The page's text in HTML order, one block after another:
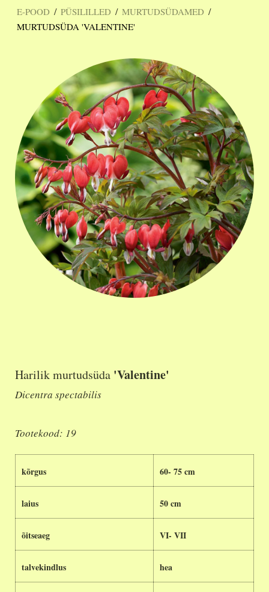
E-POOD / PÜSILILLED / MURTUDSÜDAMED /
MURTUDSÜDA 'VALENTINE'
Harilik murtudsüda 'Valentine'
Dicentra spectabilis
Tootekood: 19
kõrgus 60- 75 cm
laius 50 cm
õitseaeg VI- VII
talvekindlus hea